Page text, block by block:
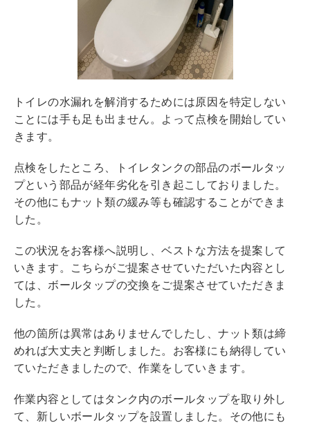
トイレの水漏れを解消するためには原因を特定しない
ことには手も足も出ません。よって点検を開始してい
きます。
点検をしたところ、トイレタンクの部品のボールタッ
プという部品が経年劣化を引き起こしておりました。
その他にもナット類の緩み等も確認することができま
した。
この状況をお客様へ説明し、ベストな方法を提案して
いきます。こちらがご提案させていただいた内容とし
ては、ボールタップの交換をご提案させていただきま
した。
他の箇所は異常はありませんでしたし、ナット類は締
めれば大丈夫と判断しました。お客様にも納得してい
ていただきましたので、作業をしていきます。
作業内容としてはタンク内のボールタップを取り外し
て、新しいボールタップを設置しました。その他にも